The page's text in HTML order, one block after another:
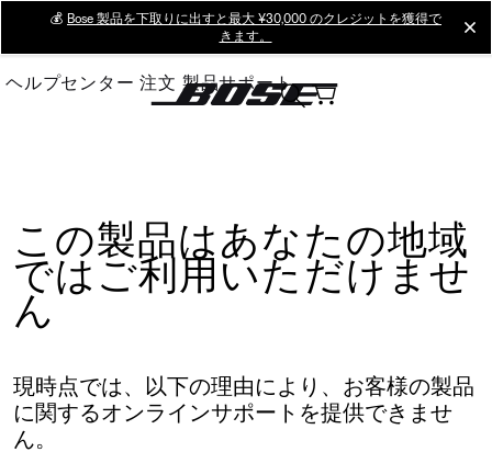
Main
💰 Bose 製品を下取りに出すと最大 ¥30,000 のクレジットを獲得で
きます。
ヘルプセンター 注文 製品サポート
この製品はあなたの地域
ではご利用いただけませ
ん
現時点では、以下の理由により、お客様の製品
に関するオンラインサポートを提供できませ
ん。